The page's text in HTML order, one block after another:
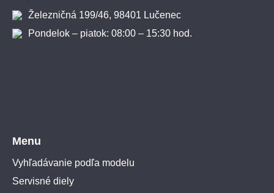
Železničná 199/46, 98401 Lučenec
Pondelok – piatok: 08:00 – 15:30 hod.
Menu
Vyhľadávanie podľa modelu
Servisné diely